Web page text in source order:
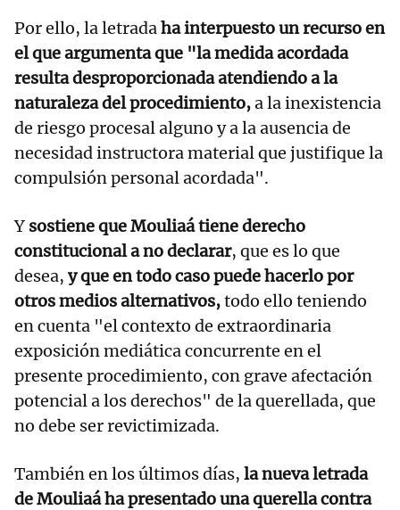
Por ello, la letradaha interpuesto un recurso en
el que argumenta que "la medida acordada
resulta desproporcionada atendiendo a la
naturaleza del procedimiento,a la inexistencia
de riesgo procesal alguno y a la ausencia de
necesidad instructora material que justifique la
compulsión personal acordada".
Y sostiene que Mouliaá tiene derecho
constitucional a no declarar, que es lo que
desea, y que en todo caso puede hacerlo por
otros medios alternativos,todo ello teniendo
en cuenta "el contexto de extraordinaria
exposición mediática concurrente en el
presente procedimiento, con grave afectación
potencial a los derechos" de la querellada, que
no debe ser revictimizada.
También en los últimos días, la nueva letrada
de Mouliaá ha presentado una querella contra